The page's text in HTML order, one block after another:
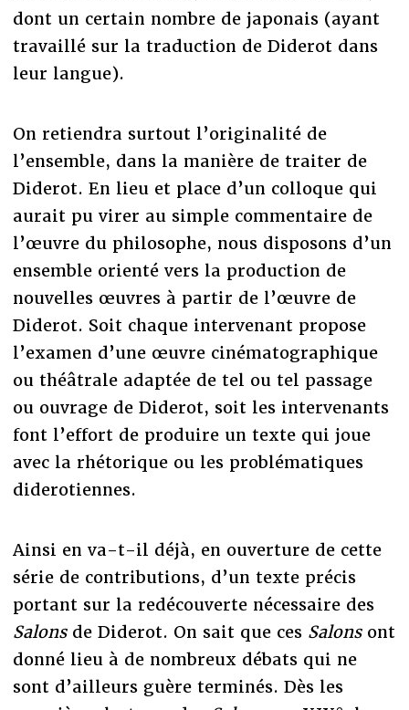
dont un certain nombre de japonais (ayant
travaillé sur la traduction de Diderot dans
leur langue).
On retiendra surtout l’originalité de
l’ensemble, dans la manière de traiter de
Diderot. En lieu et place d’un colloque qui
aurait pu virer au simple commentaire de
l’œuvre du philosophe, nous disposons d’un
ensemble orienté vers la production de
nouvelles œuvres à partir de l’œuvre de
Diderot. Soit chaque intervenant propose
l’examen d’une œuvre cinématographique
ou théâtrale adaptée de tel ou tel passage
ou ouvrage de Diderot, soit les intervenants
font l’effort de produire un texte qui joue
avec la rhétorique ou les problématiques
diderotiennes.
Ainsi en va-t-il déjà, en ouverture de cette
série de contributions, d’un texte précis
portant sur la redécouverte nécessaire des
Salonsde Diderot. On sait que ces Salonsont
donné lieu à de nombreux débats qui ne
sont d’ailleurs guère terminés. Dès les